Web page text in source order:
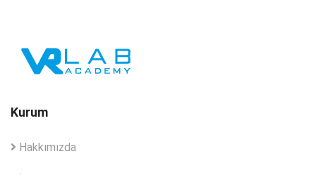
Kurum
Hakkımızda